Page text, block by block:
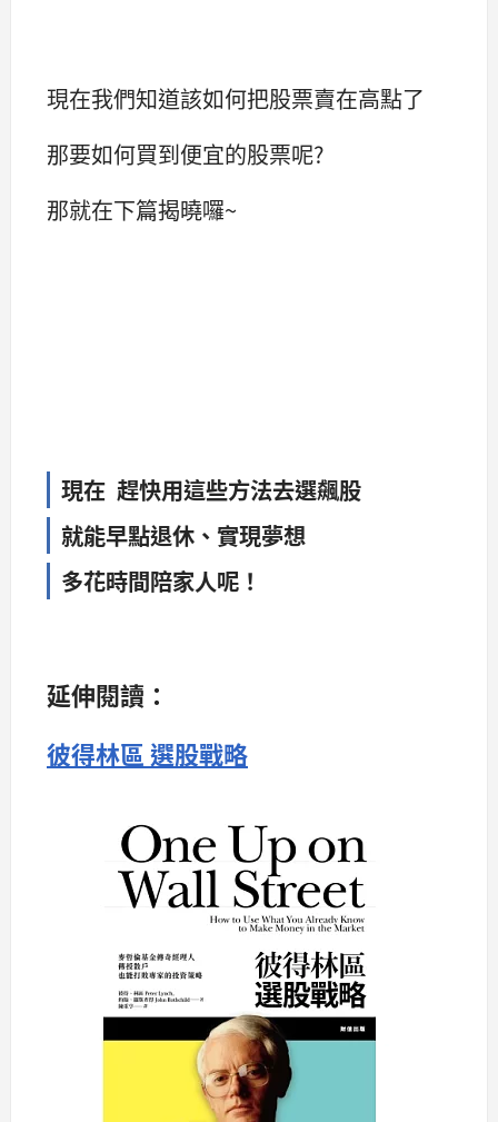
現在我們知道該如何把股票賣在高點了
那要如何買到便宜的股票呢?
那就在下篇揭曉囉~
現在 趕快用這些方法去選飆股
就能早點退休、實現夢想
多花時間陪家人呢！
延伸閱讀：
彼得林區 選股戰略